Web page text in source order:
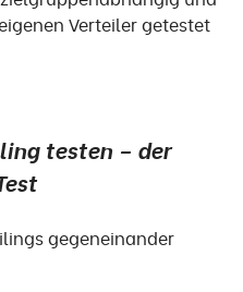
Verteiler getestet
testen – der
gegeneinander